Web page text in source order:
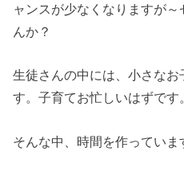
ャンスが少なくなりますが
んか？
生徒さんの中には、小さな
す。子育てお忙しいはずです
そんな中、時間を作っていま